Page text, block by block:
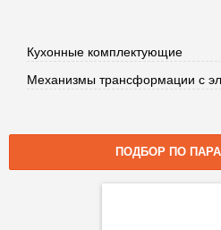
Кухонные комплектующие
Механизмы трансформации с
ПОДБОР ПО